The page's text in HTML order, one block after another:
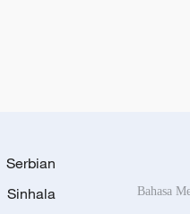
Bahasa
Serbian
Sinhala